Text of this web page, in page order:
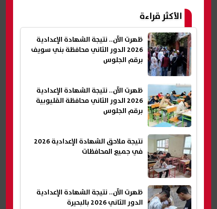
الأكثر قراءة
ظهرت الآن.. نتيجة الشهادة الإعدادية
2026 الدور الثاني محافظة بني سويف
برقم الجلوس
ظهرت الآن.. نتيجة الشهادة الإعدادية
2026 الدور الثاني محافظة القليوبية
برقم الجلوس
نتيجة ملاحق الشهادة الإعدادية 2026
في جميع المحافظات
ظهرت الآن.. نتيجة الشهادة الإعدادية
الدور الثاني 2026 بالبحيرة